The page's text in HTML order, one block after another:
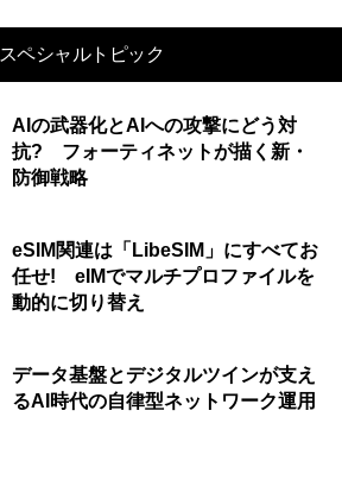
スペシャルトピック
AIの武器化とAIへの攻撃にどう対
抗? フォーティネットが描く新・
防御戦略
eSIM関連は「LibeSIM」にすべてお
任せ! eIMでマルチプロファイルを
動的に切り替え
データ基盤とデジタルツインが支え
るAI時代の自律型ネットワーク運用